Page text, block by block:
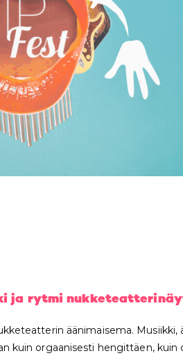
ja rytmi
äänimaisema.
kuin orgaanisesti hengittäen,